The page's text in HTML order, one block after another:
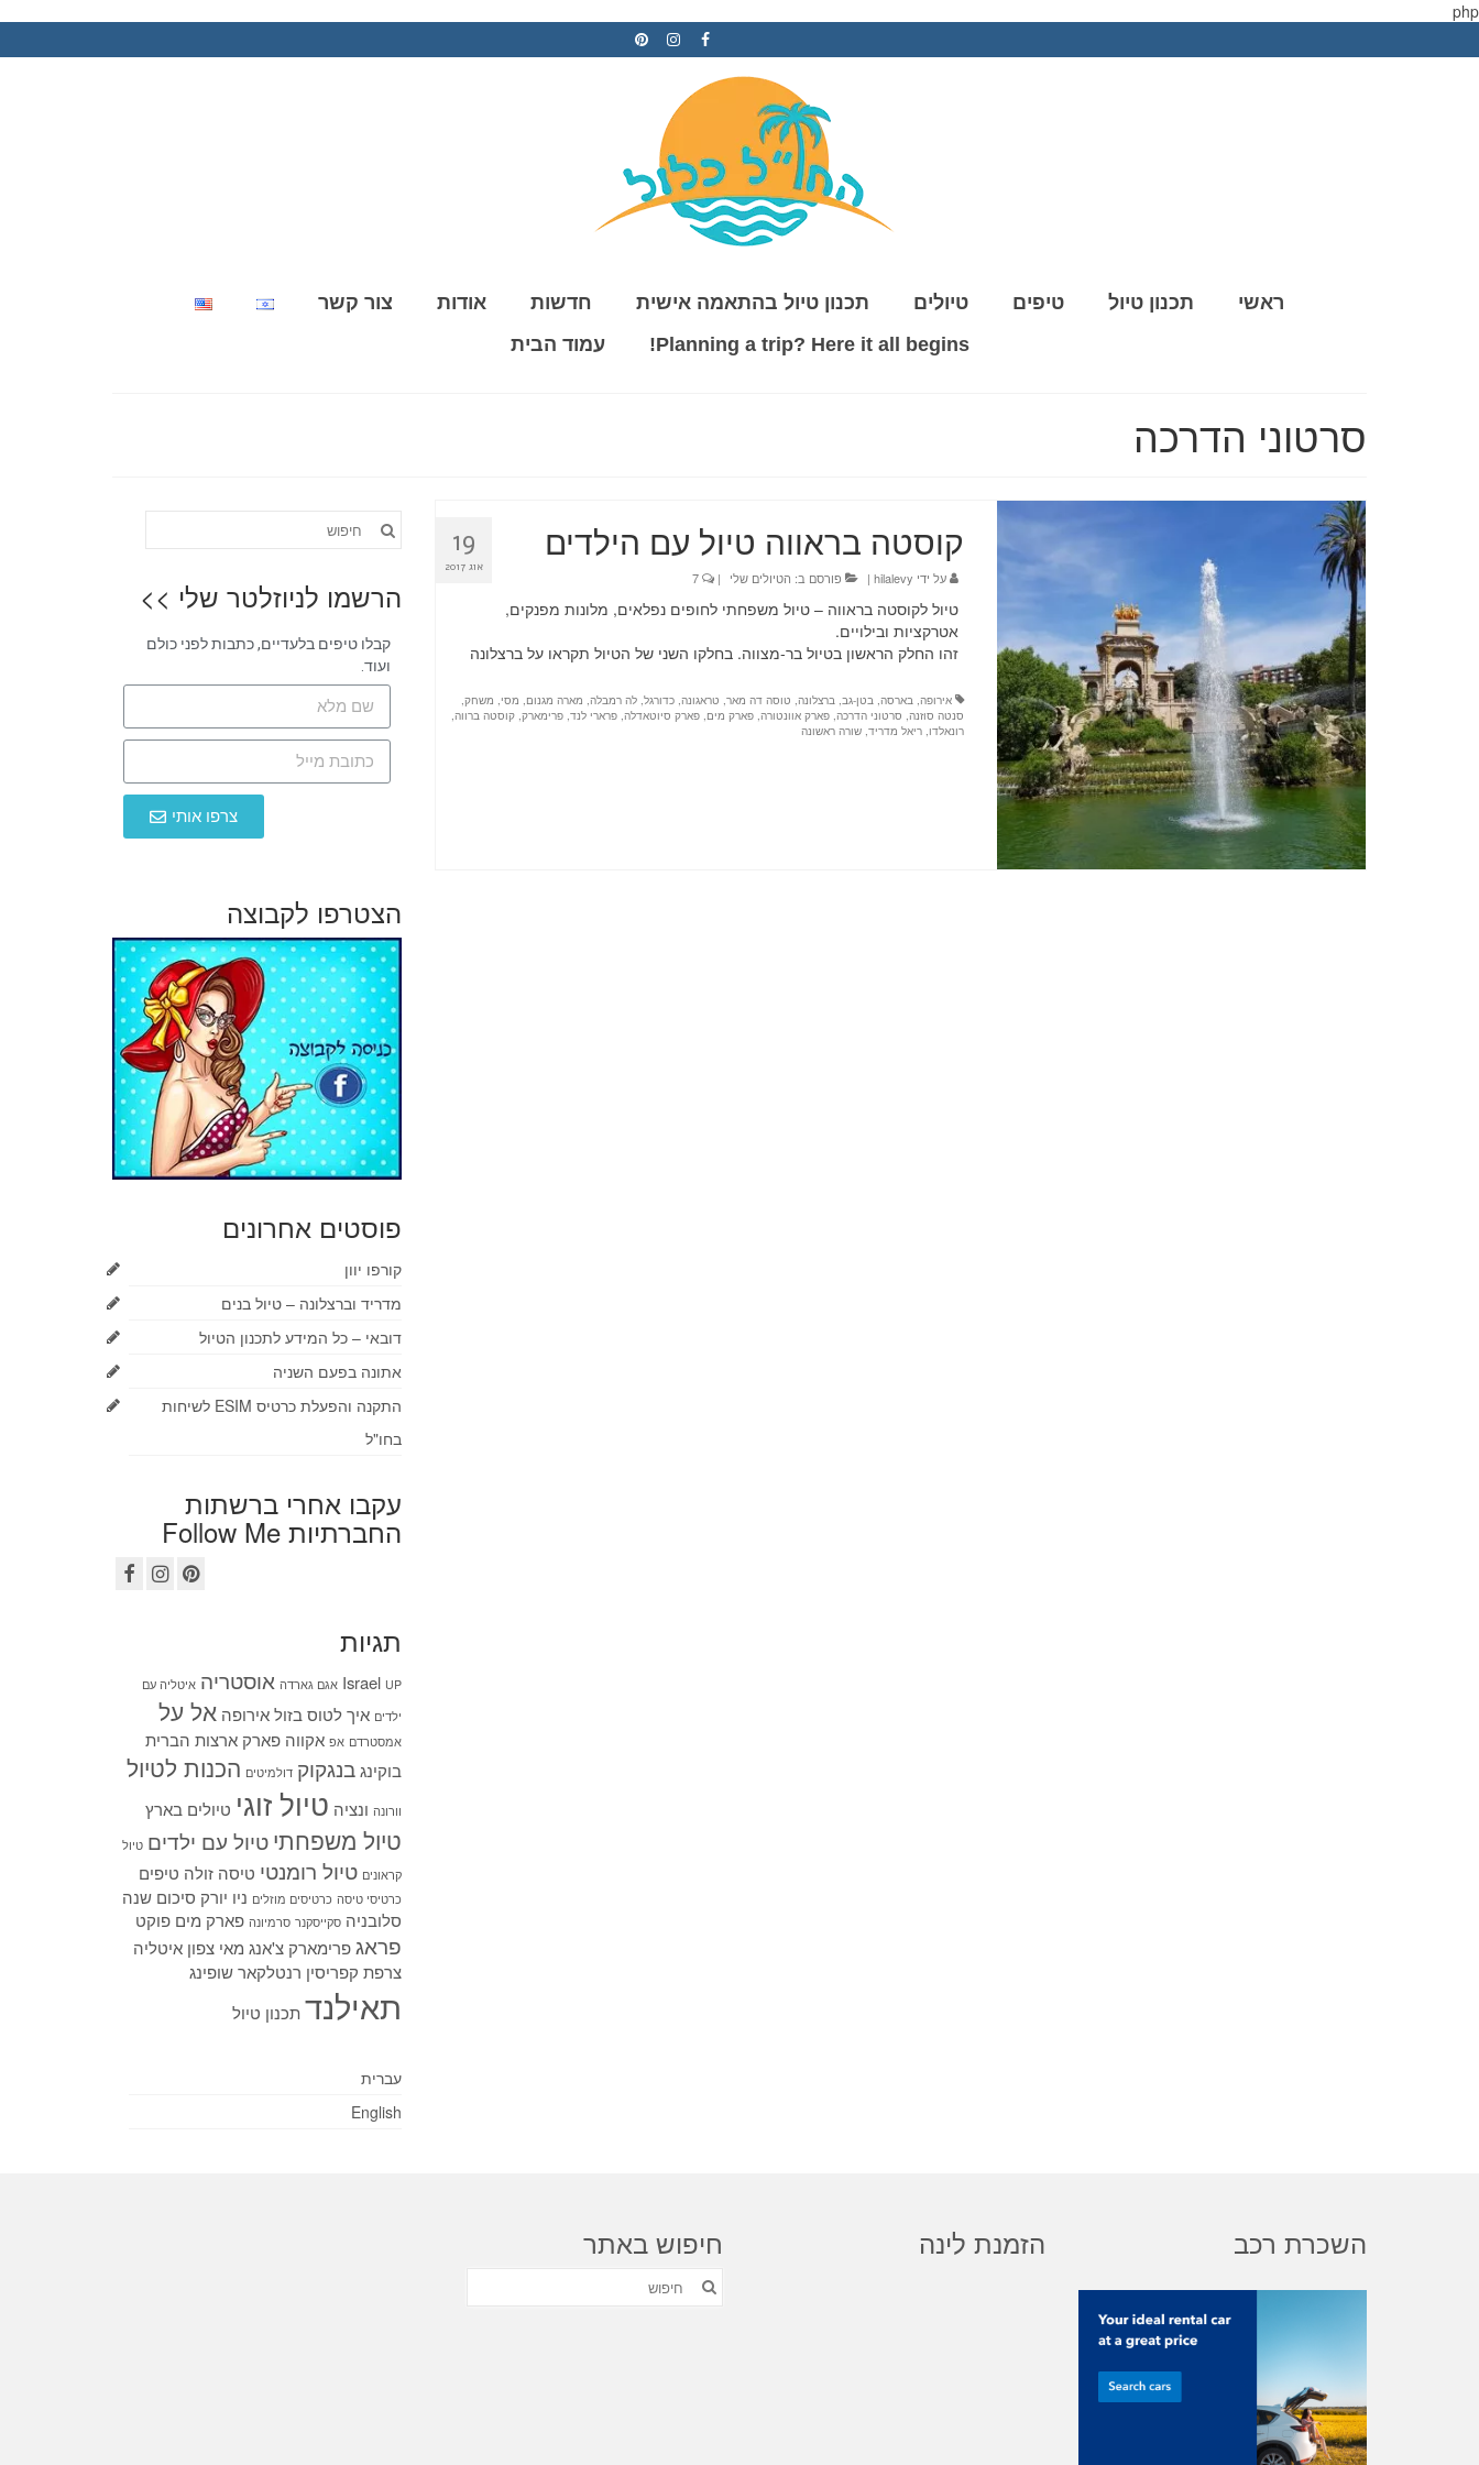
php
ראשי תכנון טיול טיפים טיולים תכנון טיול בהתאמה אישית חדשות אודות
צור קשר
Planning a trip? Here it all begins!
עמוד הבית
סרטוני הדרכה
19
אוג 2017
קוסטה בראווה טיול עם הילדים
על ידי hilalevy
| פורסם ב: הטיולים שלי |
7
טיול לקוסטה בראווה – טיול משפחתי לחופים נפלאים, מלונות מפנקים,
אטרקציות ובילויים.
זהו החלק הראשון בטיול בר-מצווה. בחלקו השני של הטיול תקראו על ברצלונה
אירופה, בארסה, בטן-גב, ברצלונה, טוסה דה מאר, טראגונה, כדורגל, לה רמבלה, מארה מגנום, מסי, משחק,
סנטה סוזנה, סרטוני הדרכה, פארק אוונטורה, פארק מים, פארק סיוטאדלה, פרארי לנד, פרימארק, קוסטה ברווה,
רונאלדו, ריאל מדריד, שורה ראשונה
הרשמו לניוזלטר שלי >>
קבלו טיפים בלעדיים, כתבות לפני כולם
ועוד.
צרפו אותי
הצטרפו לקבוצה
פוסטים אחרונים
קורפו יוון
מדריד וברצלונה – טיול בנים
דובאי – כל המידע לתכנון הטיול
אתונה בפעם השניה
התקנה והפעלת כרטיס ESIM לשיחות
בחו"ל
עקבו אחרי ברשתות
החברתיות Follow Me
תגיות
Israel UP אגם גארדה אוסטריה איטליה עם
ילדים איך לטוס בזול אירופה אל על
אמסטרדם אפ אקווה פארק ארצות הברית
בוקינג בנגקוק דולמיטים הכנות לטיול
וורונה ונציה טיול זוגי טיולים בארץ
טיול משפחתי טיול עם ילדים טיול
קראונים טיול רומנטי טיסה זולה טיפים
כרטיסי טיסה כרטיסים מוזלים ניו יורק סיכום שנה
סלובניה סקייסקנר סרמיונה פארק מים פוקט
פראג פרימארק צ'אנג מאי צפון איטליה
צרפת קפריסין רנטלקאר שופינג
תאילנד תכנון טיול
עברית
English
השכרת רכב הזמנת לינה חיפוש באתר